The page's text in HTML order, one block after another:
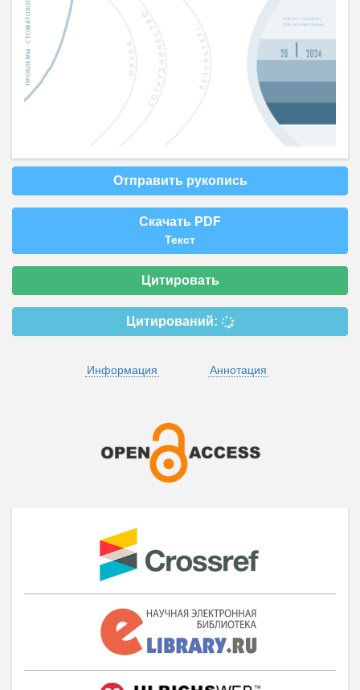
Отправить рукопись
Скачать PDF
Текст
Цитировать
Цитирований:
Информация Аннотация